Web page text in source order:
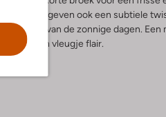
maar geven ook een subtiele
je geniet van de zonnige dagen. Een
van een vleugje flair.